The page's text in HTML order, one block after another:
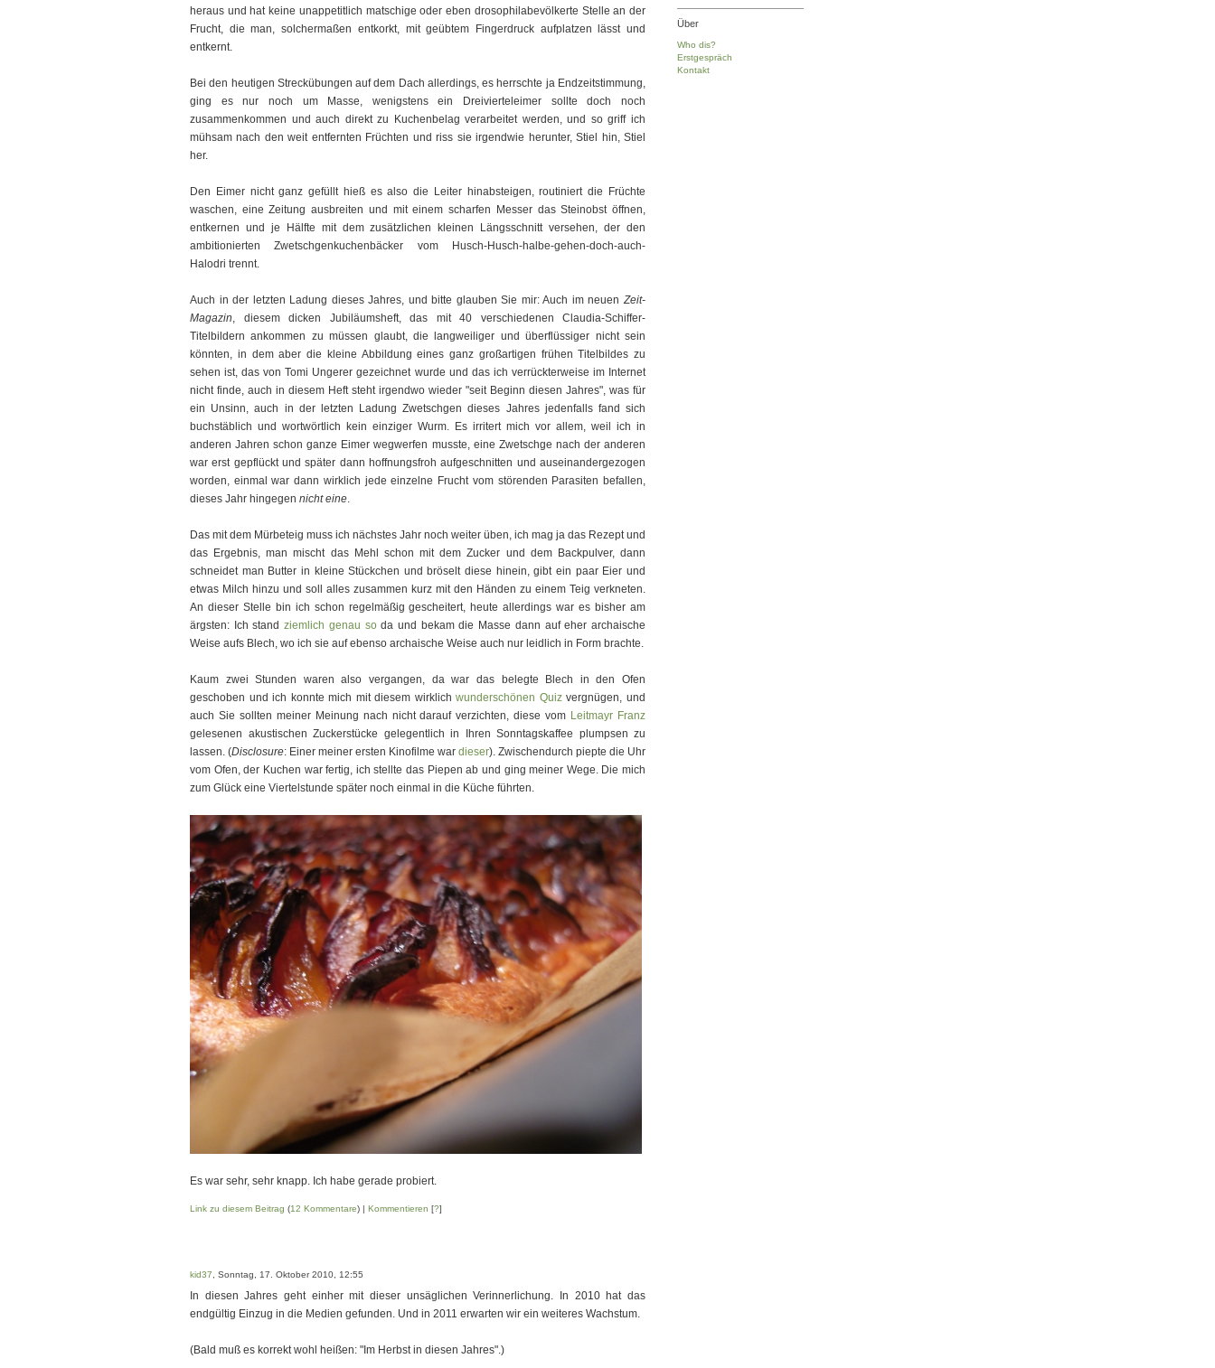
heraus und hat keine unappetitlich matschige oder eben drosophilabevölkerte Stelle an der
Frucht, die man, solchermaßen entkorkt, mit geübtem Fingerdruck aufplatzen lässt und
entkernt.
Bei den heutigen Streckübungen auf dem Dach allerdings, es herrschte ja Endzeitstimmung,
ging es nur noch um Masse, wenigstens ein Dreivierteleimer sollte doch noch
zusammenkommen und auch direkt zu Kuchenbelag verarbeitet werden, und so griff ich
mühsam nach den weit entfernten Früchten und riss sie irgendwie herunter, Stiel hin, Stiel
her.
Den Eimer nicht ganz gefüllt hieß es also die Leiter hinabsteigen, routiniert die Früchte
waschen, eine Zeitung ausbreiten und mit einem scharfen Messer das Steinobst öffnen,
entkernen und je Hälfte mit dem zusätzlichen kleinen Längsschnitt versehen, der den
ambitionierten Zwetschgenkuchenbäcker vom Husch-Husch-halbe-gehen-doch-auch-
Halodri trennt.
Auch in der letzten Ladung dieses Jahres, und bitte glauben Sie mir: Auch im neuenZeit-
Magazin, diesem dicken Jubiläumsheft, das mit 40 verschiedenen Claudia-Schiffer-
Titelbildern ankommen zu müssen glaubt, die langweiliger und überflüssiger nicht sein
könnten, in dem aber die kleine Abbildung eines ganz großartigen frühen Titelbildes zu
sehen ist, das von Tomi Ungerer gezeichnet wurde und das ich verrückterweise im Internet
nicht finde, auch in diesem Heft steht irgendwo wieder "seit Beginn diesen Jahres", was für
ein Unsinn, auch in der letzten Ladung Zwetschgen dieses Jahres jedenfalls fand sich
buchstäblich und wortwörtlich kein einziger Wurm. Es irritert mich vor allem, weil ich in
anderen Jahren schon ganze Eimer wegwerfen musste, eine Zwetschge nach der anderen
war erst gepflückt und später dann hoffnungsfroh aufgeschnitten und auseinandergezogen
worden, einmal war dann wirklich jede einzelne Frucht vom störenden Parasiten befallen,
dieses Jahr hingegen nicht eine.
Das mit dem Mürbeteig muss ich nächstes Jahr noch weiter üben, ich mag ja das Rezept und
das Ergebnis, man mischt das Mehl schon mit dem Zucker und dem Backpulver, dann
schneidet man Butter in kleine Stückchen und bröselt diese hinein, gibt ein paar Eier und
etwas Milch hinzu und soll alles zusammen kurz mit den Händen zu einem Teig verkneten.
An dieser Stelle bin ich schon regelmäßig gescheitert, heute allerdings war es bisher am
ärgsten: Ich standziemlich genau soda und bekam die Masse dann auf eher archaische
Weise aufs Blech, wo ich sie auf ebenso archaische Weise auch nur leidlich in Form brachte.
Kaum zwei Stunden waren also vergangen, da war das belegte Blech in den Ofen
geschoben und ich konnte mich mit diesem wirklichwunderschönen Quizvergnügen, und
auch Sie sollten meiner Meinung nach nicht darauf verzichten, diese vom Leitmayr Franz
gelesenen akustischen Zuckerstücke gelegentlich in Ihren Sonntagskaffee plumpsen zu
lassen. (Disclosure: Einer meiner ersten Kinofilme war dieser). Zwischendurch piepte die Uhr
vom Ofen, der Kuchen war fertig, ich stellte das Piepen ab und ging meiner Wege. Die mich
zum Glück eine Viertelstunde später noch einmal in die Küche führten.
Es war sehr, sehr knapp. Ich habe gerade probiert.
Link zu diesem Beitrag (12 Kommentare) | Kommentieren [?]
kid37 , Sonntag, 17. Oktober 2010, 12:55
In diesen Jahres geht einher mit dieser unsäglichen Verinnerlichung. In 2010 hat das
endgültig Einzug in die Medien gefunden. Und in 2011 erwarten wir ein weiteres Wachstum.
(Bald muß es korrekt wohl heißen: "Im Herbst in diesen Jahres".)
Über
Who dis?
Erstgespräch
Kontakt